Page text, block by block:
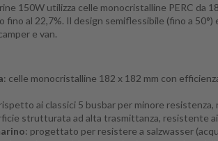
150W utilizza celle monocristalline PERC
al 22,7%. Il design semiflessibile (fino a
e van.
: celle monocristalline 182 x 182 mm con
ai classici 5 busbar per minore
strutturata ad alta trasmittanza, resistente ai
: progettato per resistere a salzwasser